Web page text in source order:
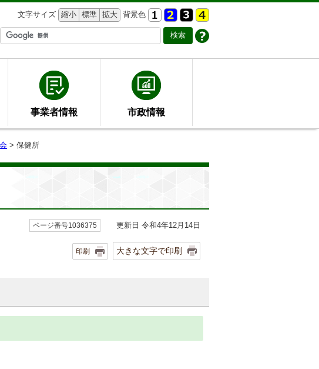
文字サイズ 縮小 標準 拡大 背景色
事業者情報 市政情報
> 保健所
ページ番号1036375 更新日 令和4年12月14日
印刷 大きな文字で印刷